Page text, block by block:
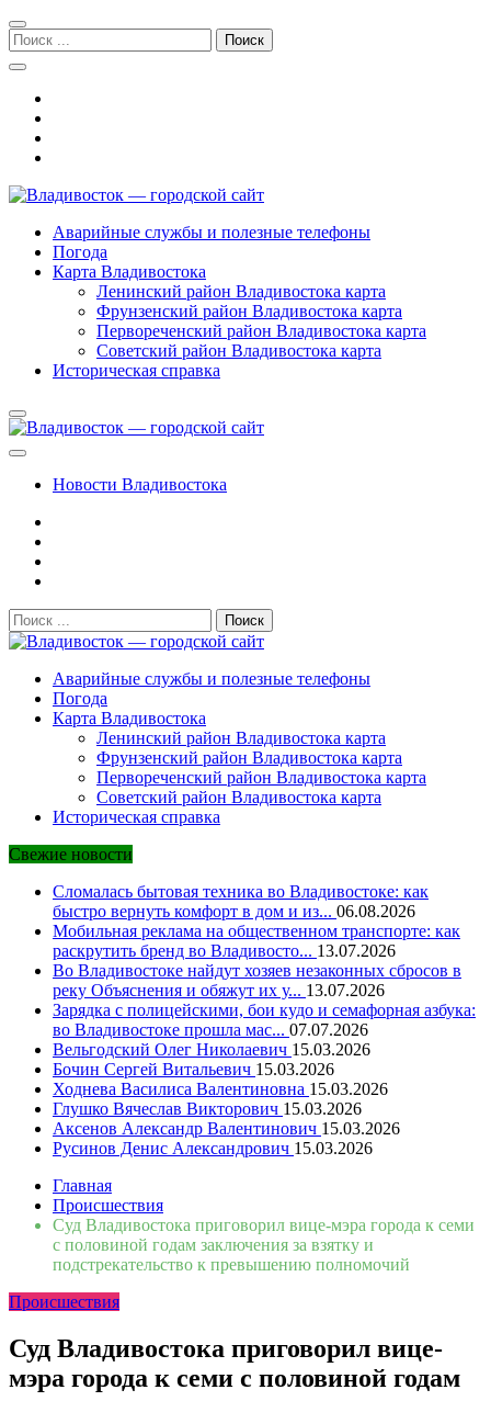
Перейти
к
навигации
Перейти
к
содержимому
Поиск:
Владивосток — городской сайт
Аварийные службы и полезные телефоны
Погода
Карта Владивостока
Ленинский район Владивостока карта
Фрунзенский район Владивостока карта
Первореченский район Владивостока карта
Советский район Владивостока карта
Историческая справка
Новости Владивостока
Поиск:
Владивосток — городской сайт
Аварийные службы и полезные телефоны
Погода
Карта Владивостока
Ленинский район Владивостока карта
Фрунзенский район Владивостока карта
Первореченский район Владивостока карта
Советский район Владивостока карта
Историческая справка
Свежие новости
Сломалась бытовая техника во Владивостоке: как
быстро вернуть комфорт в дом и из... 06.08.2026
Мобильная реклама на общественном транспорте: как
раскрутить бренд во Владивосто... 13.07.2026
Во Владивостоке найдут хозяев незаконных сбросов в
реку Объяснения и обяжут их у... 13.07.2026
Зарядка с полицейскими, бои кудо и семафорная азбука:
во Владивостоке прошла мас... 07.07.2026
Вельгодский Олег Николаевич 15.03.2026
Бочин Сергей Витальевич 15.03.2026
Ходнева Василиса Валентиновна 15.03.2026
Глушко Вячеслав Викторович 15.03.2026
Аксенов Александр Валентинович 15.03.2026
Русинов Денис Александрович 15.03.2026
Главная
Происшествия
Суд Владивостока приговорил вице-мэра города к семи
с половиной годам заключения за взятку и
подстрекательство к превышению полномочий
Происшествия
Суд Владивостока приговорил вице-
мэра города к семи с половиной годам